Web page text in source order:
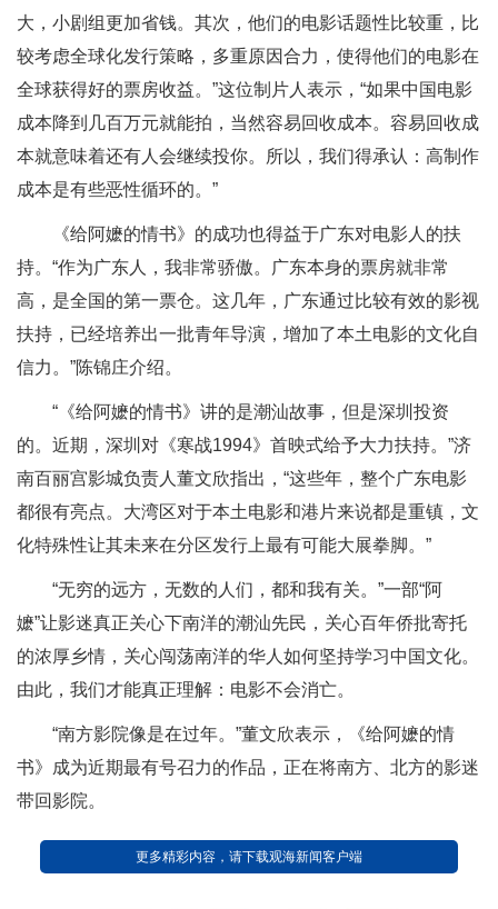
大，小剧组更加省钱。其次，他们的电影话题性比较重，比
较考虑全球化发行策略，多重原因合力，使得他们的电影在
全球获得好的票房收益。”这位制片人表示，“如果中国电影
成本降到几百万元就能拍，当然容易回收成本。容易回收成
本就意味着还有人会继续投你。所以，我们得承认：高制作
成本是有些恶性循环的。”
《给阿嬷的情书》的成功也得益于广东对电影人的扶
持。“作为广东人，我非常骄傲。广东本身的票房就非常
高，是全国的第一票仓。这几年，广东通过比较有效的影视
扶持，已经培养出一批青年导演，增加了本土电影的文化自
信力。”陈锦庄介绍。
“《给阿嬷的情书》讲的是潮汕故事，但是深圳投资
的。近期，深圳对《寒战1994》首映式给予大力扶持。”济
南百丽宫影城负责人董文欣指出，“这些年，整个广东电影
都很有亮点。大湾区对于本土电影和港片来说都是重镇，文
化特殊性让其未来在分区发行上最有可能大展拳脚。”
“无穷的远方，无数的人们，都和我有关。”一部“阿
嬷”让影迷真正关心下南洋的潮汕先民，关心百年侨批寄托
的浓厚乡情，关心闯荡南洋的华人如何坚持学习中国文化。
由此，我们才能真正理解：电影不会消亡。
“南方影院像是在过年。”董文欣表示，《给阿嬷的情
书》成为近期最有号召力的作品，正在将南方、北方的影迷
带回影院。
更多精彩内容，请下载观海新闻客户端